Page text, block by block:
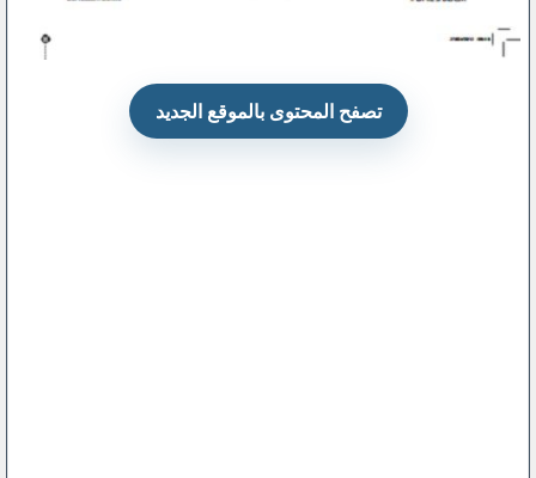
تصفح المحتوى بالموقع الجديد